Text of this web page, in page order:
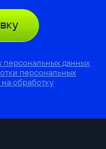
персональных данных
персональных
обработку